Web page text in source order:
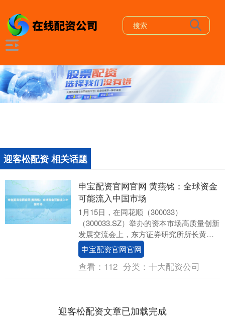
迎客松配资 相关话题
申宝配资官网官网 黄燕铭：全球资金
可能流入中国市场
1月15日，在同花顺（300033）
（300033.SZ）举办的资本市场高质量创新
发展交流会上，东方证券研究所所长黄燕
铭表示，全球资金可能流入中国市场。 美
国科....
申宝配资官网官网
查看： 112 分类： 十大配资公司
迎客松配资文章已加载完成